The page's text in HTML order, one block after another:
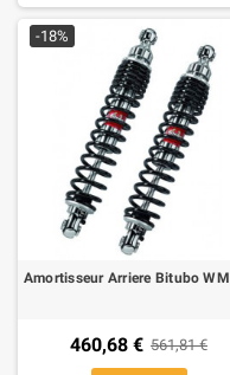
-18%
460,68 € 561,81 €